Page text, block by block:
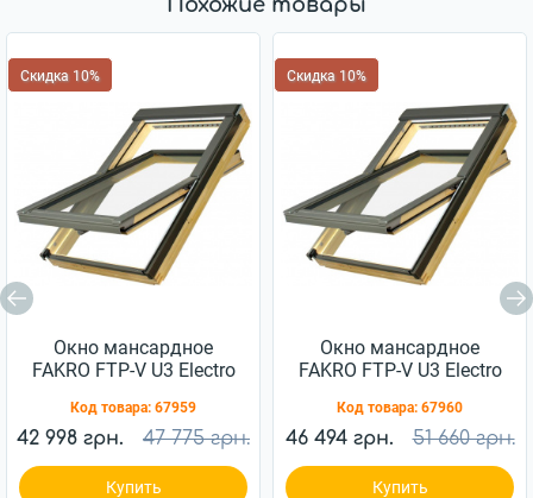
Похожие товары
Скидка 10%
Окно мансардное
FAKRO FTP-V U3 Electro
Код товара: 67959
42 998 грн. 47 775 грн.
Купить
Скидка 10%
Окно мансардное
FAKRO FTP-V U3 Electro
Код товара: 67960
46 494 грн. 51 660 грн.
Купить